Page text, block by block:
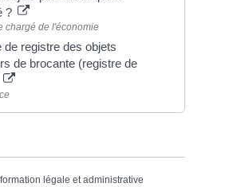
?
chargé de l'économie
de registre des objets
de brocante (registre de
légale et administrative